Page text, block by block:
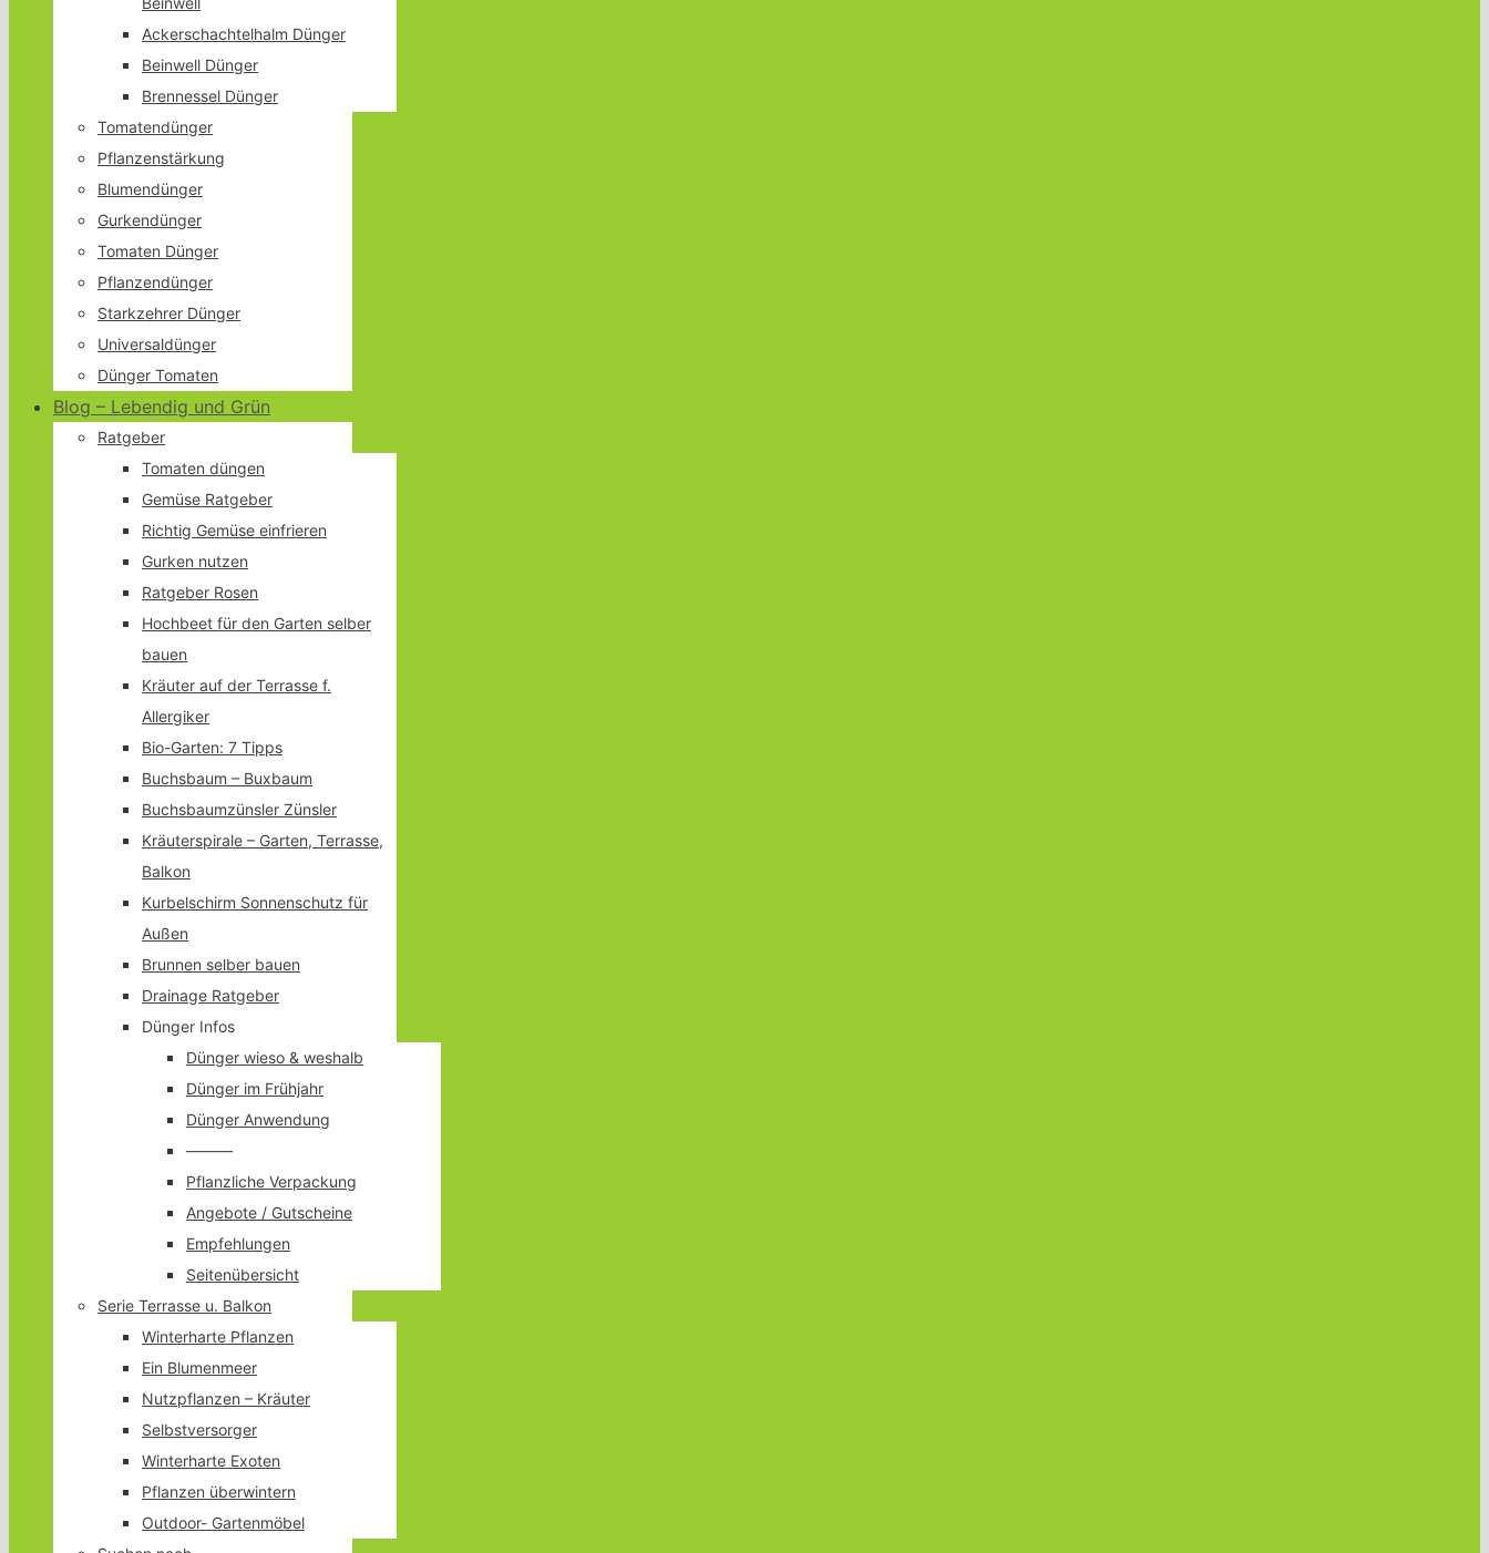
Ackerschachtelhalm Dünger
Beinwell Dünger
Brennessel Dünger
Tomatendünger
Pflanzenstärkung
Blumendünger
Gurkendünger
Tomaten Dünger
Pflanzendünger
Starkzehrer Dünger
Universaldünger
Dünger Tomaten
Blog – Lebendig und Grün
Ratgeber
Tomaten düngen
Gemüse Ratgeber
Richtig Gemüse einfrieren
Gurken nutzen
Ratgeber Rosen
Hochbeet für den Garten selber
bauen
Kräuter auf der Terrasse f.
Allergiker
Bio-Garten: 7 Tipps
Buchsbaum – Buxbaum
Buchsbaumzünsler Zünsler
Kräuterspirale – Garten, Terrasse,
Balkon
Kurbelschirm Sonnenschutz für
Außen
Brunnen selber bauen
Drainage Ratgeber
Dünger Infos
Dünger wieso & weshalb
Dünger im Frühjahr
Dünger Anwendung
———
Pflanzliche Verpackung
Angebote / Gutscheine
Empfehlungen
Seitenübersicht
Serie Terrasse u. Balkon
Winterharte Pflanzen
Ein Blumenmeer
Nutzpflanzen – Kräuter
Selbstversorger
Winterharte Exoten
Pflanzen überwintern
Outdoor- Gartenmöbel